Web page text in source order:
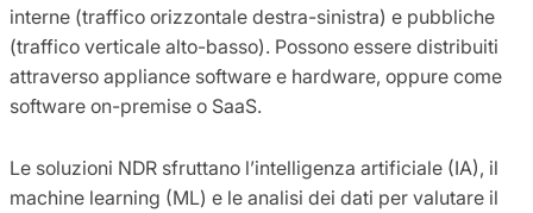
interne (traffico orizzontale destra-sinistra) e pubbliche
(traffico verticale alto-basso). Possono essere distribuiti
attraverso appliance software e hardware, oppure come
software on-premise o SaaS.
Le soluzioni NDR sfruttano l’intelligenza artificiale (IA), il
machine learning (ML) e le analisi dei dati per valutare il